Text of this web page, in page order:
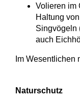
Volieren im
Haltung
Singvögeln
auch
Im Wesentlichen
Naturschutz